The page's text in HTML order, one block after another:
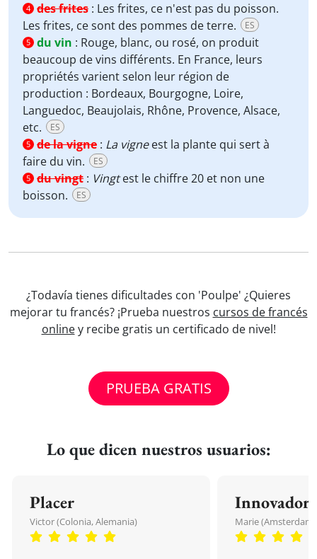
4 des frites : Les frites, ce n'est pas du poisson.
Les frites, ce sont des pommes de terre.
ES
5 du vin : Rouge, blanc, ou rosé, on produit
beaucoup de vins différents. En France, leurs
propriétés varient selon leur région de
production : Bordeaux, Bourgogne, Loire,
Languedoc, Beaujolais, Rhône, Provence, Alsace,
etc.
ES
5 de la vigne : La vigneest la plante qui sert à
faire du vin.
ES
5 du vingt : Vingtest le chiffre 20 et non une
boisson.
ES
¿Todavía tienes dificultades con 'Poulpe' ¿Quieres
mejorar tu francés? ¡Prueba nuestros cursos de francés
onliney recibe gratis un certificado de nivel!
PRUEBA GRATIS
Lo que dicen nuestros usuarios:
Placer
Victor (Colonia, Alemania)
Innovador
Marie (Amsterdam,